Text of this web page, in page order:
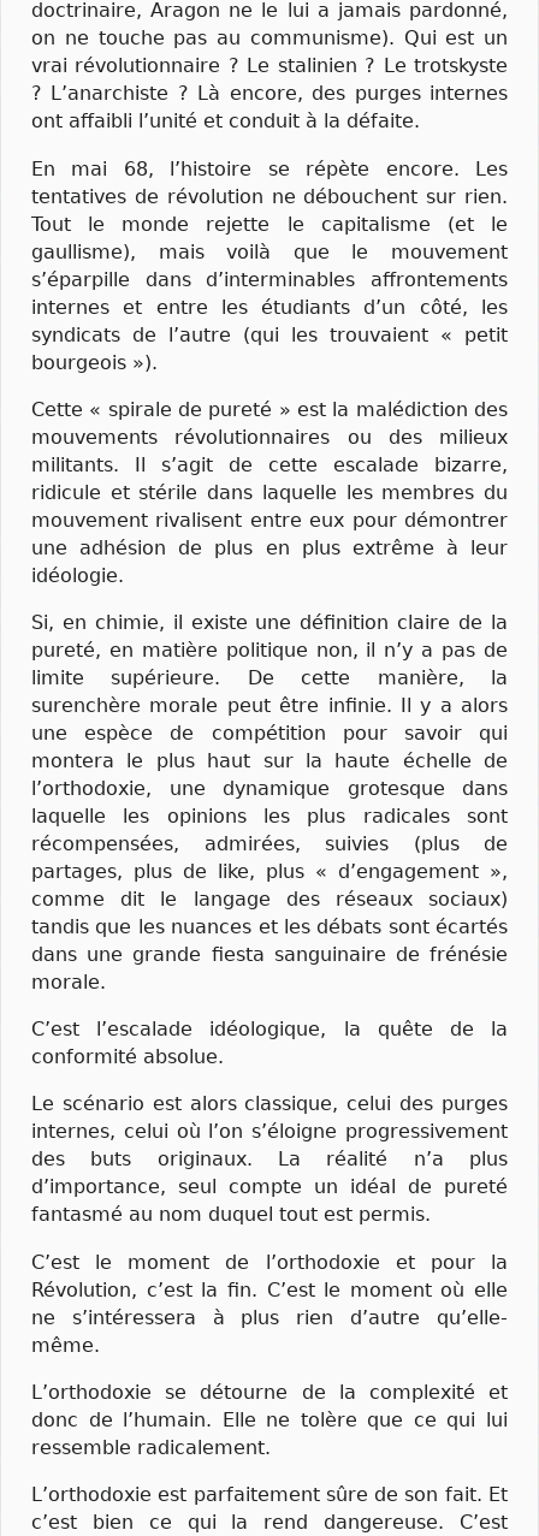
doctrinaire, Aragon ne le lui a jamais pardonné,
on ne touche pas au communisme). Qui est un
vrai révolutionnaire ? Le stalinien ? Le trotskyste
? L’anarchiste ? Là encore, des purges internes
ont affaibli l’unité et conduit à la défaite.
En mai 68, l’histoire se répète encore. Les
tentatives de révolution ne débouchent sur rien.
Tout le monde rejette le capitalisme (et le
gaullisme), mais voilà que le mouvement
s’éparpille dans d’interminables affrontements
internes et entre les étudiants d’un côté, les
syndicats de l’autre (qui les trouvaient « petit
bourgeois »).
Cette « spirale de pureté » est la malédiction des
mouvements révolutionnaires ou des milieux
militants. Il s’agit de cette escalade bizarre,
ridicule et stérile dans laquelle les membres du
mouvement rivalisent entre eux pour démontrer
une adhésion de plus en plus extrême à leur
idéologie.
Si, en chimie, il existe une définition claire de la
pureté, en matière politique non, il n’y a pas de
limite supérieure. De cette manière, la
surenchère morale peut être infinie. Il y a alors
une espèce de compétition pour savoir qui
montera le plus haut sur la haute échelle de
l’orthodoxie, une dynamique grotesque dans
laquelle les opinions les plus radicales sont
récompensées, admirées, suivies (plus de
partages, plus de like, plus « d’engagement »,
comme dit le langage des réseaux sociaux)
tandis que les nuances et les débats sont écartés
dans une grande fiesta sanguinaire de frénésie
morale.
C’est l’escalade idéologique, la quête de la
conformité absolue.
Le scénario est alors classique, celui des purges
internes, celui où l’on s’éloigne progressivement
des buts originaux. La réalité n’a plus
d’importance, seul compte un idéal de pureté
fantasmé au nom duquel tout est permis.
C’est le moment de l’orthodoxie et pour la
Révolution, c’est la fin. C’est le moment où elle
ne s’intéressera à plus rien d’autre qu’elle-
même.
L’orthodoxie se détourne de la complexité et
donc de l’humain. Elle ne tolère que ce qui lui
ressemble radicalement.
L’orthodoxie est parfaitement sûre de son fait. Et
c’est bien ce qui la rend dangereuse. C’est